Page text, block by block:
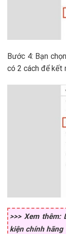
Bước 4: Bạn
có 2 cách để kết
>>> Xem thêm:
kiện chính hãng